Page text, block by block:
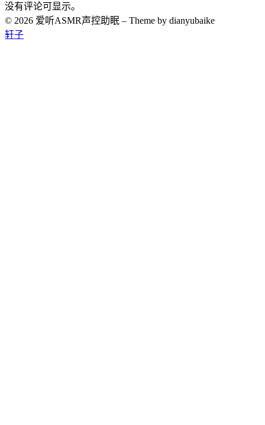
没有评论可显示。
© 2026 爱听ASMR声控助眠 – Theme by dianyubaike
轩子